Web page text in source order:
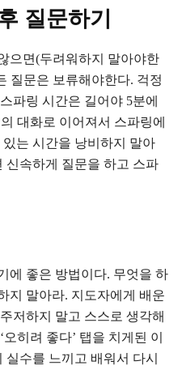
질문하기
으면(두려워하지 말아야한
질문은 보류해야한다. 걱정
파링 시간은 길어야 5분에
대화로 이어져서 스파링에
는 시간을 낭비하지 말아
신속하게 질문을 하고 스파
에 좋은 방법이다. 무엇을 하
지 말아라. 지도자에게 배운
저하지 말고 스스로 생각해
히려 좋다’ 탭을 치게된 이
수를 느끼고 배워서 다시